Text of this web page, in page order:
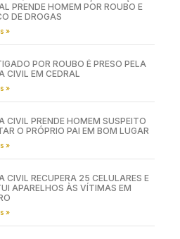
PRENDE HOMEM POR ROUBO E
DE DROGAS
»
POR ROUBO É PRESO PELA
CIVIL EM CEDRAL
»
CIVIL PRENDE HOMEM SUSPEITO
O PRÓPRIO PAI EM BOM LUGAR
»
CIVIL RECUPERA 25 CELULARES E
APARELHOS ÀS VÍTIMAS EM
»